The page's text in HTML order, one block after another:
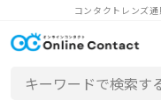
コンタクトレンズ